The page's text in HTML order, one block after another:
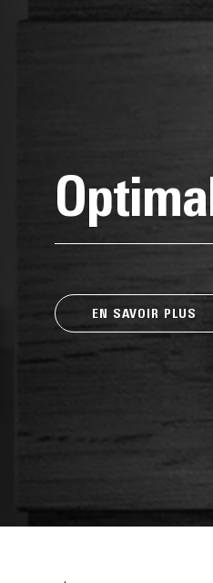
EN SAVOIR PLUS